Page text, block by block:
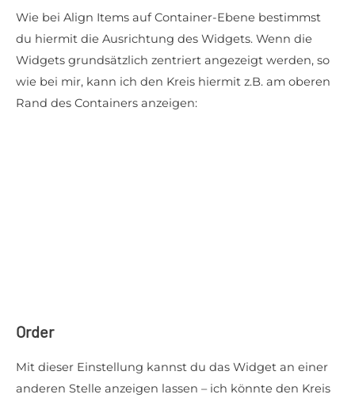
Wie bei Align Items auf Container-Ebene bestimmst
du hiermit die Ausrichtung des Widgets. Wenn die
Widgets grundsätzlich zentriert angezeigt werden, so
wie bei mir, kann ich den Kreis hiermit z.B. am oberen
Rand des Containers anzeigen:
Order
Mit dieser Einstellung kannst du das Widget an einer
anderen Stelle anzeigen lassen – ich könnte den Kreis